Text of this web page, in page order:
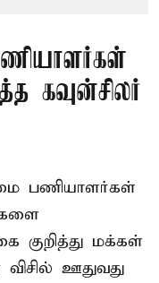
கவுன்சிலர்
பணியாளர்கள்
குறித்து மக்கள்
ஊதுவது